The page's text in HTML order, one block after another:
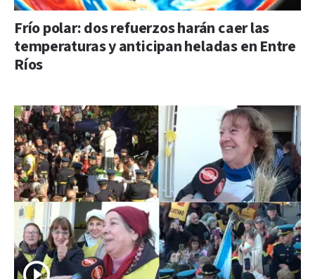
Frío polar: dos refuerzos harán caer las
temperaturas y anticipan heladas en Entre
Ríos